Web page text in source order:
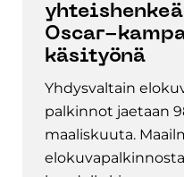
Oscar-
käsityönä
Yhdysvaltain
palkinnot jaetaan
maaliskuuta.